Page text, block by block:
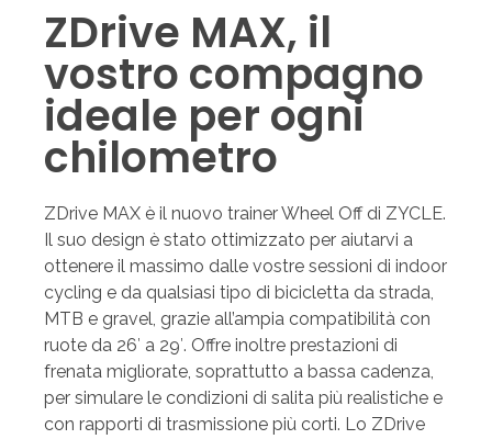
ZDrive MAX, il
vostro compagno
ideale per ogni
chilometro
ZDrive MAX è il nuovo trainer Wheel Off di ZYCLE.
Il suo design è stato ottimizzato per aiutarvi a
ottenere il massimo dalle vostre sessioni di indoor
cycling e da qualsiasi tipo di bicicletta da strada,
MTB e gravel, grazie all’ampia compatibilità con
ruote da 26′ a 29′. Offre inoltre prestazioni di
frenata migliorate, soprattutto a bassa cadenza,
per simulare le condizioni di salita più realistiche e
con rapporti di trasmissione più corti. Lo ZDrive